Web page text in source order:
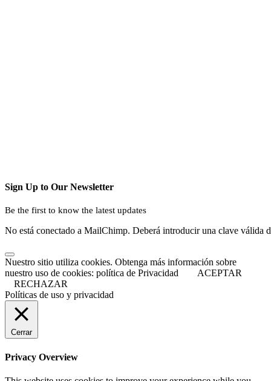
Sign Up to Our Newsletter
Be the first to know the latest updates
No está conectado a MailChimp. Deberá introducir una clave válida
Nuestro sitio utiliza cookies. Obtenga más información sobre
nuestro uso de cookies: política de Privacidad
ACEPTAR
RECHAZAR
Políticas de uso y privacidad
Cerrar
Privacy Overview